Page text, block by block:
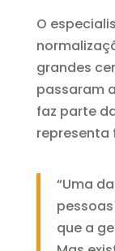
O
grandes
passaram
faz parte
representa
“Uma
que a